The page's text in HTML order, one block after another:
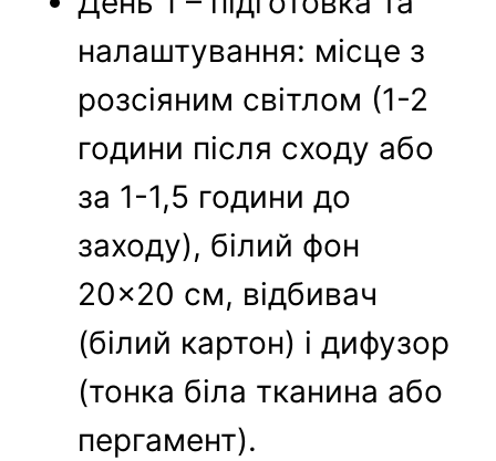
налаштування: місце з
розсіяним світлом (1-2
години після сходу або
за 1-1,5 години до
заходу), білий фон
20×20 см, відбивач
(білий картон) і дифузор
(тонка біла тканина або
пергамент).